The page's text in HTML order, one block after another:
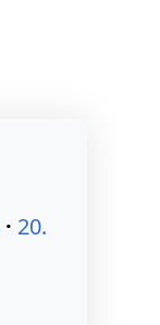
20.